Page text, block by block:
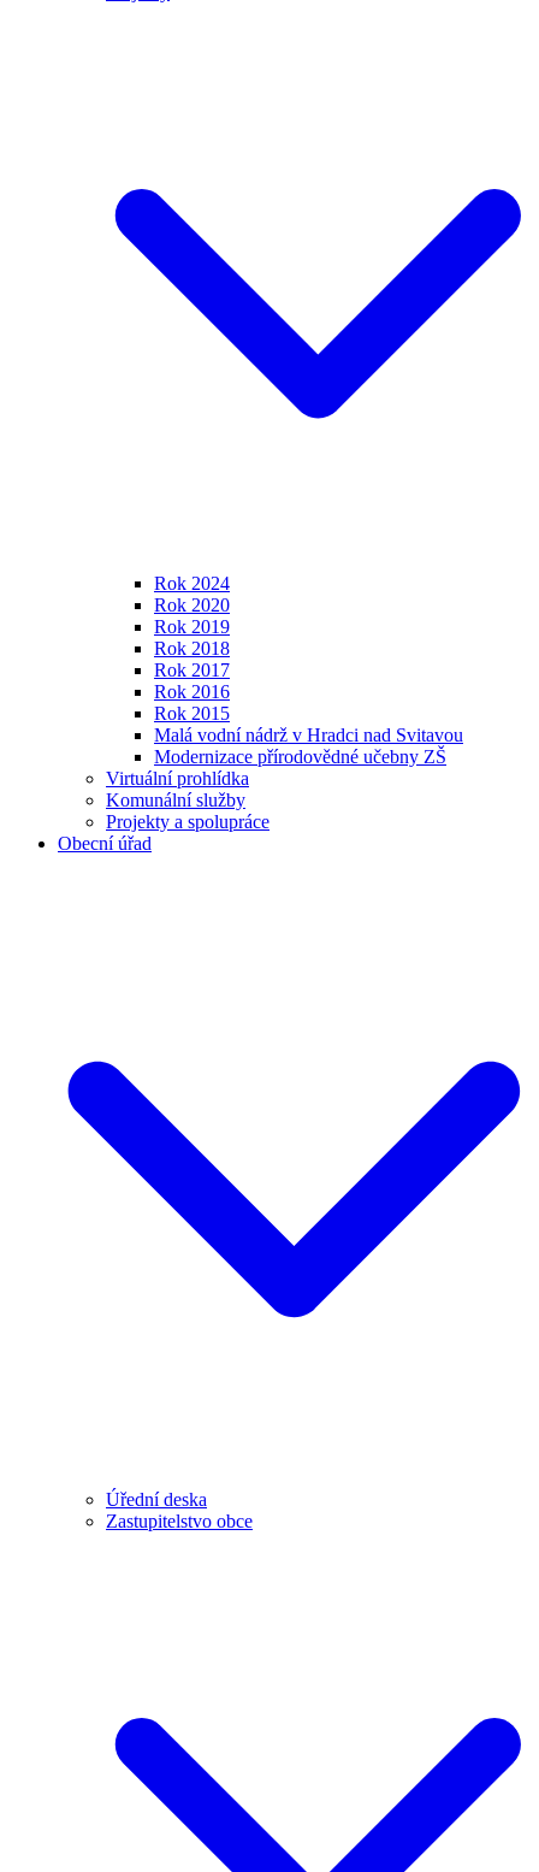
Rok 2024
Rok 2020
Rok 2019
Rok 2018
Rok 2017
Rok 2016
Rok 2015
Malá vodní nádrž v Hradci nad Svitavou
Modernizace přírodovědné učebny ZŠ
Virtuální prohlídka
Komunální služby
Projekty a spolupráce
Obecní úřad
Úřední deska
Zastupitelstvo obce